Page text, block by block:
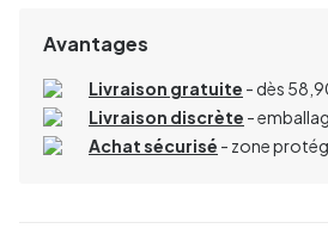
Avantages
Livraison gratuite - dès
Livraison discrète -
Achat sécurisé - zone